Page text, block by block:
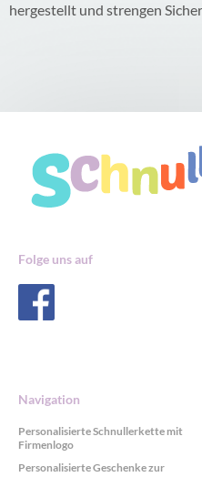
hergestellt und strengen
Folge uns auf
Navigation
Personalisierte Schnullerkette mit
Firmenlogo
Personalisierte Geschenke zur